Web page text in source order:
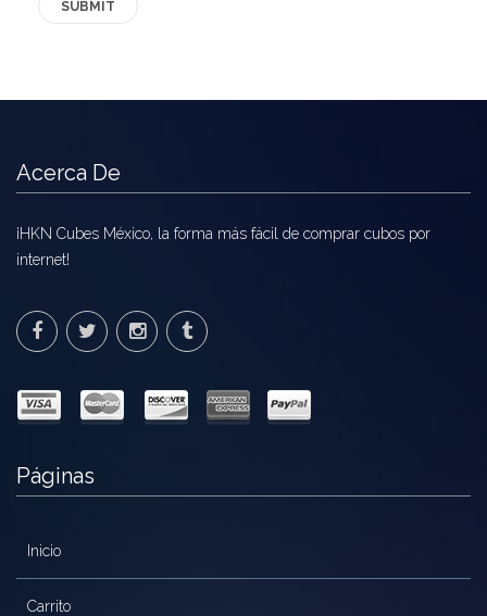
Acerca De
¡HKN Cubes México, la forma más fácil de comprar cubos por
internet!
Páginas
Inicio
Carrito